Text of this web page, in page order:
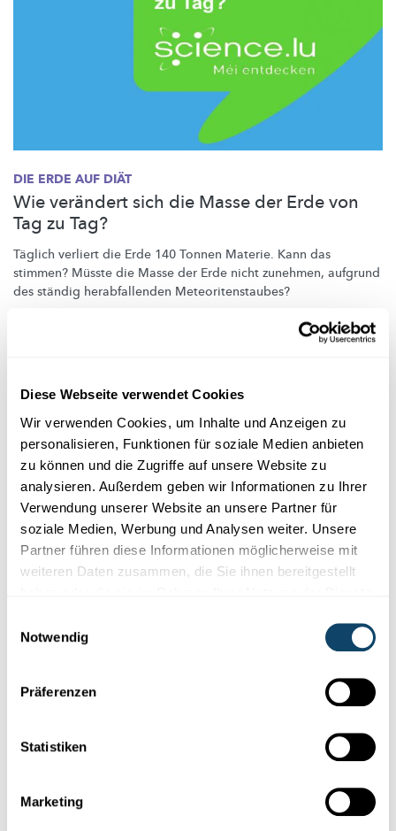
Diese Webseite verwendet Cookies
Wir verwenden Cookies, um Inhalte und Anzeigen zu
personalisieren, Funktionen für soziale Medien anbieten
zu können und die Zugriffe auf unsere Website zu
analysieren. Außerdem geben wir Informationen zu Ihrer
Verwendung unserer Website an unsere Partner für
soziale Medien, Werbung und Analysen weiter. Unsere
Partner führen diese Informationen möglicherweise mit
weiteren Daten zusammen, die Sie ihnen bereitgestellt
Notwendig
Präferenzen
Statistiken
Marketing
DIE ERDE AUF DIÄT
Wie verändert sich die Masse der Erde von
Tag zu Tag?
Täglich verliert die Erde 140 Tonnen Materie. Kann das
stimmen? Müsste die Masse der Erde nicht zunehmen, aufgrund
des ständig herabfallenden Meteoritenstaubes?
Kleinster Käfer Europas in Luxemburg
Wissenschaftliche
Mitarbeiter des nationalen Museums für
haben den kleinsten Käfer Europas nun auch in
MNHN